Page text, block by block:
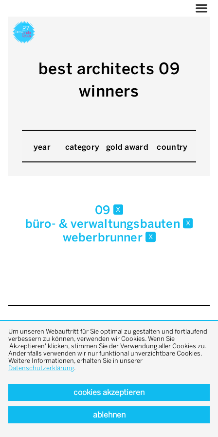
best architects 09
winners
year category gold award country
09 x
büro- & verwaltungsbauten x
weberbrunner x
back to top
Um unseren Webauftritt für Sie optimal zu gestalten und fortlaufend
verbessern zu können, verwenden wir Cookies. Wenn Sie
'Akzeptieren' klicken, stimmen Sie der Verwendung aller Cookies zu.
Andernfalls verwenden wir nur funktional unverzichtbare Cookies.
Weitere Informationen, erhalten Sie in unserer
Datenschutzerklärung.
cookies akzeptieren
ablehnen